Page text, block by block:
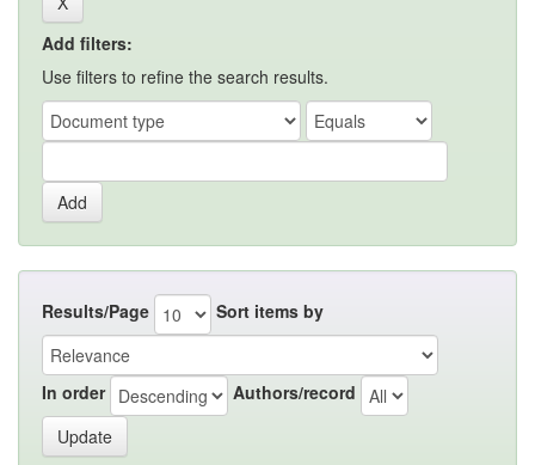
Add filters:
Use filters to refine the search results.
Results/Page Sort items by
In order Authors/record